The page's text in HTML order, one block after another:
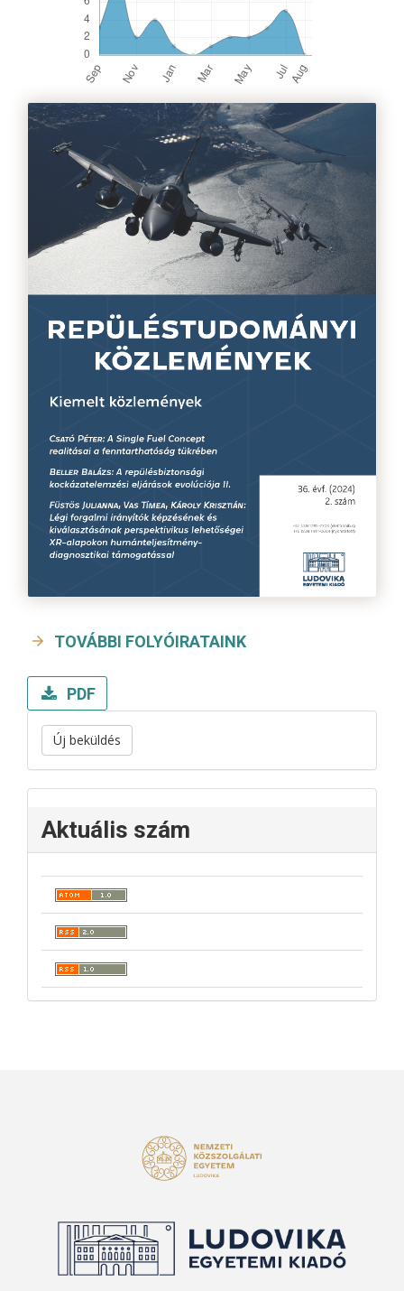
TOVÁBBI FOLYÓIRATAINK
PDF
Új beküldés
Aktuális szám